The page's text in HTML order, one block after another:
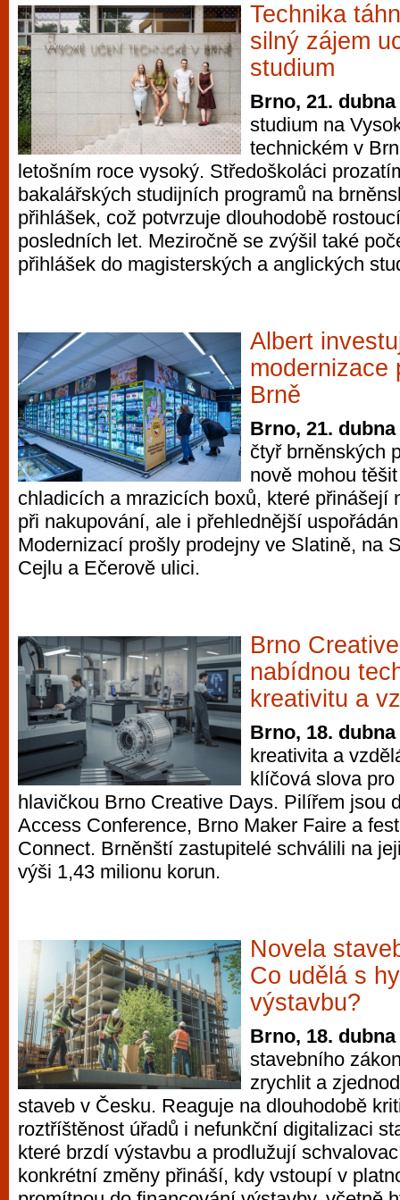
Technika
silný zájem
studium
Brno, 21. dubna
studium na
technickém v
letošním roce vysoký. Středoškoláci
bakalářských studijních programů na
přihlášek, což potvrzuje dlouhodobě
posledních let. Meziročně se zvýšil také
přihlášek do magisterských a anglických
Albert
modernizace
Brně
Brno, 21. dubna
čtyř brněnských
nově mohou
chladicích a mrazicích boxů, které přinášejí
při nakupování, ale i přehlednější
Modernizací prošly prodejny ve Slatině, na
Cejlu a Ečerově ulici.
Brno
nabídnou
kreativitu a
Brno, 18. dubna
kreativita a
klíčová slova
hlavičkou Brno Creative Days. Pilířem jsou
Access Conference, Brno Maker Faire a
Connect. Brněnští zastupitelé schválili na
výši 1,43 milionu korun.
Novela
Co udělá s
výstavbu?
Brno, 18. dubna
stavebního
zrychlit a
staveb v Česku. Reaguje na dlouhodobě
roztříštěnost úřadů i nefunkční digitalizaci
které brzdí výstavbu a prodlužují
konkrétní změny přináší, kdy vstoupí v